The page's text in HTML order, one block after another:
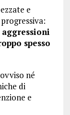
e
spesso
né
di
e